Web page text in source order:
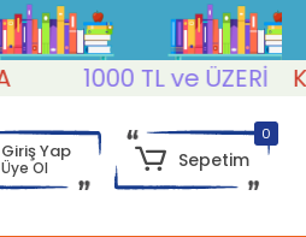
1000 TL ve ÜZERİ
Giriş Yap
Üye Ol
0
Sepetim